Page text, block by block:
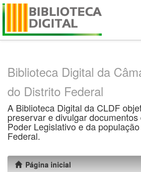
Skip
Biblioteca Digital da
do Distrito Federal
A Biblioteca Digital da CLDF
preservar e divulgar
Poder Legislativo e da
Federal.
Página inicial